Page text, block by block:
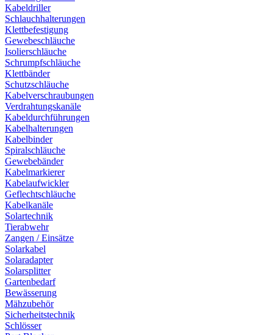
Kabeldriller
Schlauchhalterungen
Klettbefestigung
Gewebeschläuche
Isolierschläuche
Schrumpfschläuche
Klettbänder
Schutzschläuche
Kabelverschraubungen
Verdrahtungskanäle
Kabeldurchführungen
Kabelhalterungen
Kabelbinder
Spiralschläuche
Gewebebänder
Kabelmarkierer
Kabelaufwickler
Geflechtschläuche
Kabelkanäle
Solartechnik
Tierabwehr
Zangen / Einsätze
Solarkabel
Solaradapter
Solarsplitter
Gartenbedarf
Bewässerung
Mähzubehör
Sicherheitstechnik
Schlösser